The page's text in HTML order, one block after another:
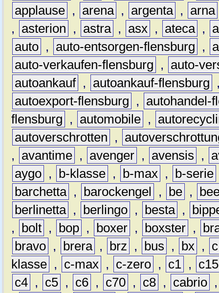
applause , arena , argenta , arna
,
asterion , astra , asx , ateca ,
auto , auto-entsorgen-flensburg ,
auto-verkaufen-flensburg
,
auto-
autoankauf , autoankauf-flensburg
autoexport-flensburg
,
autohandel-
flensburg
, automobile ,
autoverschrotten
,
,
avantime , avenger , avensis ,
aygo , b-klasse , b-max , b-serie
barchetta , barockengel , be ,
berlinetta , berlingo , besta ,
,
bolt , bop , boxer , boxster ,
bravo , brera , brz , bus , bx ,
c
klasse , c-max , c-zero , c1 ,
c15
c4 , c5 , c6 , c70 , c8 , cabrio